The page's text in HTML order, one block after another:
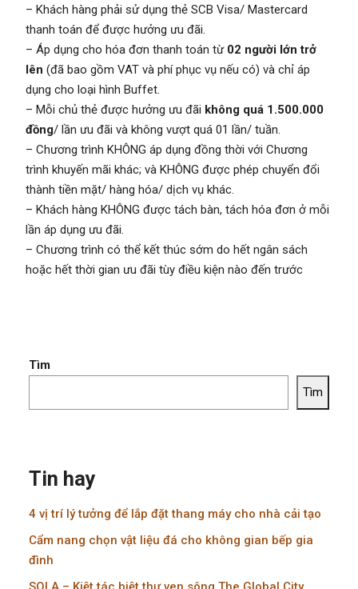
– Khách hàng phải sử dụng thẻ SCB Visa/ Mastercard
thanh toán để được hưởng ưu đãi.
– Áp dụng cho hóa đơn thanh toán từ02 người lớn trở
lên (đã bao gồm VAT và phí phục vụ nếu có) và chỉ áp
dụng cho loại hình Buffet.
– Mỗi chủ thẻ được hưởng ưu đãi không quá 1.500.000
đồng/ lần ưu đãi và không vượt quá 01 lần/ tuần.
– Chương trình KHÔNG áp dụng đồng thời với Chương
trình khuyến mãi khác; và KHÔNG được phép chuyển đổi
thành tiền mặt/ hàng hóa/ dịch vụ khác.
– Khách hàng KHÔNG được tách bàn, tách hóa đơn ở mỗi
lần áp dụng ưu đãi.
– Chương trình có thể kết thúc sớm do hết ngân sách
hoặc hết thời gian ưu đãi tùy điều kiện nào đến trước
Tìm
Tìm
Tin hay
4 vị trí lý tưởng để lắp đặt thang máy cho nhà cải tạo
Cẩm nang chọn vật liệu đá cho không gian bếp gia
đình